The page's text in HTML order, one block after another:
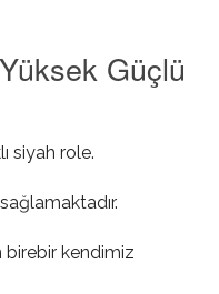
Güçlü
siyah role.
birebir kendimiz